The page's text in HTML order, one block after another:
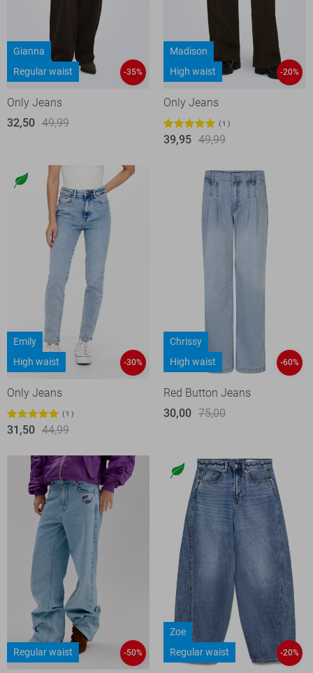
Gianna
Regular waist
-35%
Only Jeans
32,50 49,99
Madison
High waist
-20%
Only Jeans
1
39,95 49,99
Emily
High waist
-30%
Only Jeans
1
31,50 44,99
Chrissy
High waist
-60%
Red Button Jeans
30,00 75,00
Regular waist -50%
Zoe
Regular waist
-20%